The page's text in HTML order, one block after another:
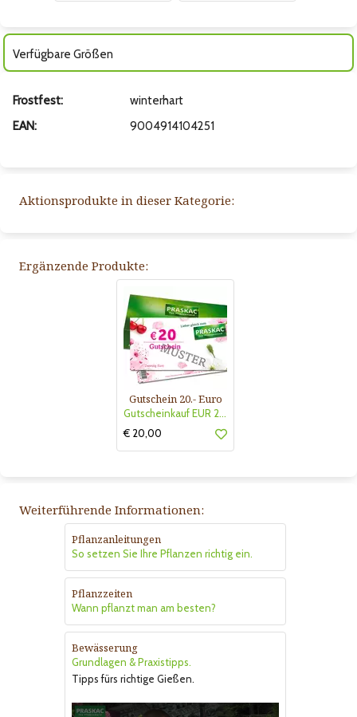
Verfügbare Größen
Frostfest:
winterhart
EAN:
9004914104251
Aktionsprodukte in dieser Kategorie:
Ergänzende Produkte:
Gutschein 20.- Euro
Gutscheinkauf EUR 20.-
€ 20,00
Weiterführende Informationen:
Pflanzanleitungen
So setzen Sie Ihre Pflanzen richtig ein.
Pflanzzeiten
Wann pflanzt man am besten?
Bewässerung
Grundlagen & Praxistipps.
Tipps fürs richtige Gießen.